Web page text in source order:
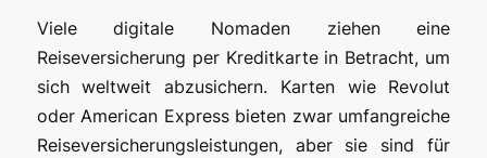
Viele digitale Nomaden ziehen eine
Reiseversicherung per Kreditkarte in Betracht, um
sich weltweit abzusichern. Karten wie Revolut
oder American Express bieten zwar umfangreiche
Reiseversicherungsleistungen, aber sie sind für